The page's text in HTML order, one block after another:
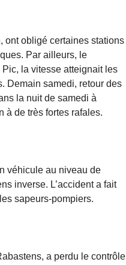
ont obligé certaines stations
Par ailleurs, le
la vitesse atteignait les
Demain samedi, retour des
la nuit de samedi à
à de très fortes rafales.
véhicule au niveau de
inverse. L’accident a fait
sapeurs-pompiers.
a perdu le contrôle